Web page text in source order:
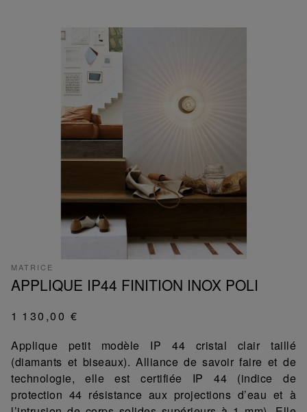
MATRICE
APPLIQUE IP44 FINITION INOX POLI
1 130,00 €
Applique petit modèle IP 44 cristal clair taillé
(diamants et biseaux). Alliance de savoir faire et de
technologie, elle est certifiée IP 44 (indice de
protection 44 résistance aux projections d’eau et à